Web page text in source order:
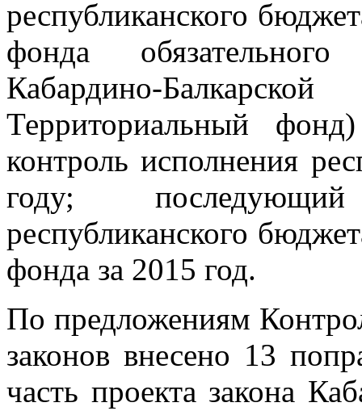
республиканского
фонда обязательного
Кабардино-
Территориальный
контроль исполнения
году;
республиканского
фонда за 2015 год.
По предложениям
законов внесено 13
часть проекта закона